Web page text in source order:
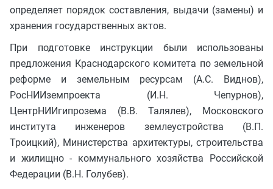
определяет порядок составления, выдачи (замены) и
хранения государственных актов.
При подготовке инструкции были использованы
предложения Краснодарского комитета по земельной
реформе и земельным ресурсам (А.С. Виднов),
РосНИИземпроекта (И.Н. Чепурнов),
ЦентрНИИгипрозема (В.В. Талялев), Московского
института инженеров землеустройства (В.П.
Троицкий), Министерства архитектуры, строительства
и жилищно - коммунального хозяйства Российской
Федерации (В.Н. Голубев).